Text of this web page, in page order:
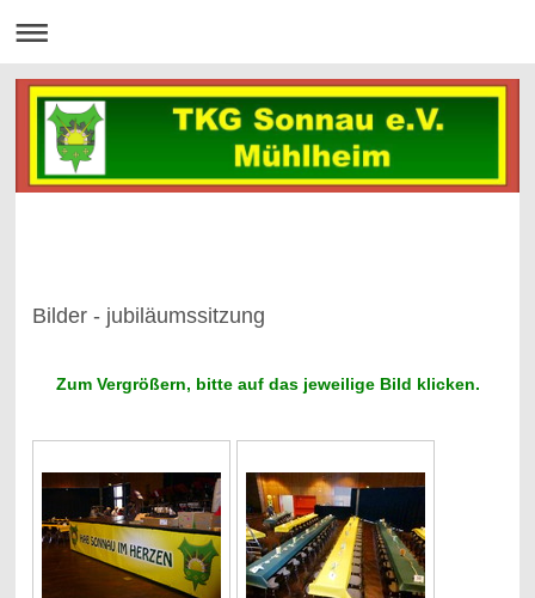
Bilder - jubiläumssitzung
Zum Vergrößern, bitte auf das jeweilige Bild klicken.